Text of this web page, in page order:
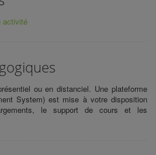
activité
ou en distanciel. Une plateforme
System) est mise à votre disposition
le support de cours et les